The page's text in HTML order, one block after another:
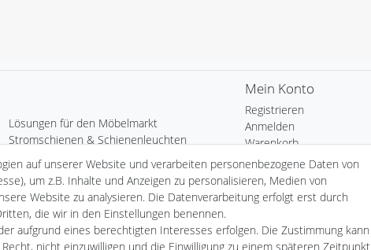
Lösungen für den Möbelmarkt
Stromschienen & Schienenleuchten
Deko & Heim
Außenleuchten
Standard Leuchtmittel
LED Leuchtmittel
Fortimo LED
Mein Konto
Registrieren
Anmelden
Warenkorb
Kasse
Wunschliste
Zahlungsarten
auf unserer Website und verarbeiten personenbezogene Daten von
um z.B. Inhalte und Anzeigen zu personalisieren, Medien von
Website zu analysieren. Die Datenverarbeitung erfolgt erst durch
die wir in den Einstellungen benennen.
aufgrund eines berechtigten Interesses erfolgen. Die Zustimmung kann
nicht einzuwilligen und die Einwilligung zu einem späteren Zeitpunkt